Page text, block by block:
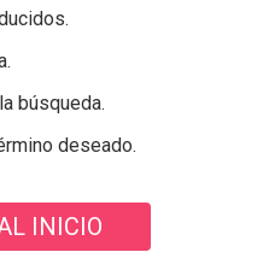
búsqueda.
deseado.
INICIO